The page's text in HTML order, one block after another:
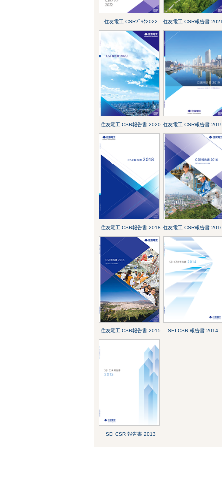
住友電工 CSRﾌﾞｯｸ2022 住友電工 CSR報告書
住友電工 CSR報告書 2020 住友電工 CSR報告書
住友電工 CSR報告書 2018 住友電工 CSR報告書
住友電工 CSR報告書 2015 SEI CSR 報告書 2014
SEI CSR 報告書 2013